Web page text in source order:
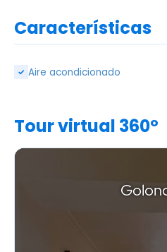
Características
✓ Aire acondicionado
Tour virtual 360º